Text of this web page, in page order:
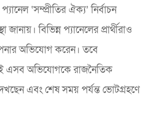
‘সম্প্রীতির ঐক্য’ নির্বাচন
জানায়। বিভিন্ন প্যানেলের প্রার্থীরাও
অভিযোগ করেন। তবে
এসব অভিযোগকে রাজনৈতিক
এবং শেষ সময় পর্যন্ত ভোটগ্রহণে